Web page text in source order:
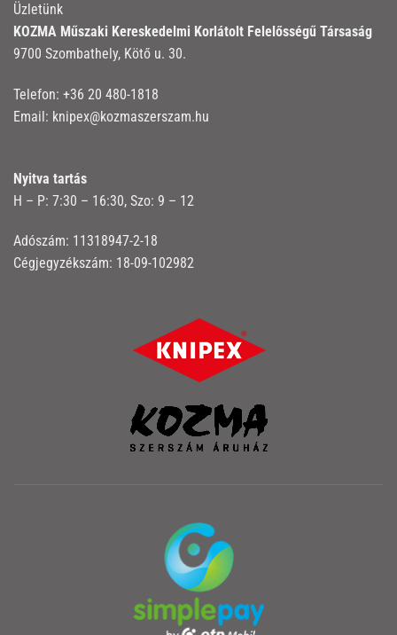
Üzletünk
KOZMA Műszaki Kereskedelmi Korlátolt Felelősségű Társaság
9700 Szombathely, Kötő u. 30.
Telefon: +36 20 480-1818
Email: knipex@kozmaszerszam.hu
Nyitva tartás
H – P: 7:30 – 16:30, Szo: 9 – 12
Adószám: 11318947-2-18
Cégjegyzékszám: 18-09-102982